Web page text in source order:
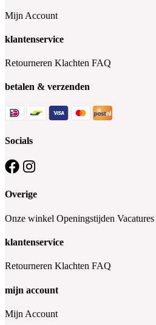
Mijn Account
klantenservice
Retourneren Klachten FAQ
betalen & verzenden
Socials
Overige
Onze winkel Openingstijden Vacatures
klantenservice
Retourneren Klachten FAQ
mijn account
Mijn Account